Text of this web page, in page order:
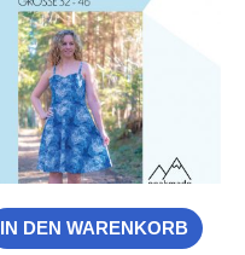
IN DEN WARENKORB